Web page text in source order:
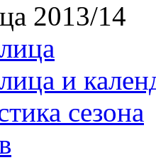
2013/14
и
сезона